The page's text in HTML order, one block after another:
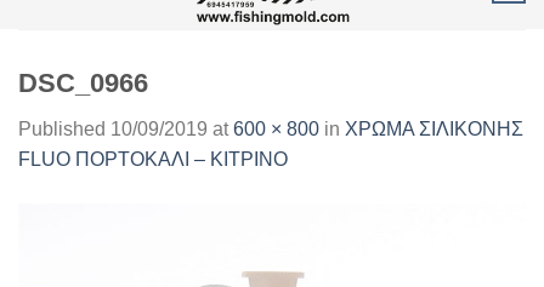
DSC_0966
Published 10/09/2019 at600 × 800 in ΧΡΩΜΑ ΣΙΛΙΚΟΝΗΣ
FLUO ΠΟΡΤΟΚΑΛΙ – ΚΙΤΡΙΝΟ